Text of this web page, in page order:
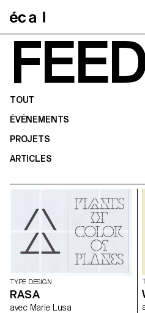
TOUT
ÉVÉNEMENTS
PROJETS
ARTICLES
TYPE DESIGN
RASA
avec Marie Lusa